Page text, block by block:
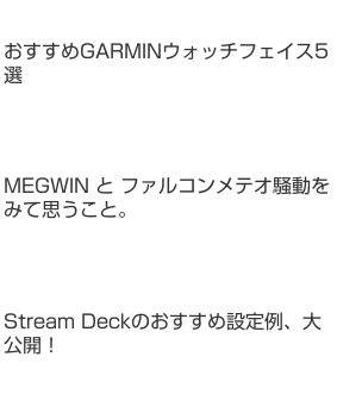
おすすめGARMINウォッチフェイス5
選
MEGWIN と ファルコンメテオ騒動を
みて思うこと。
Stream Deckのおすすめ設定例、大
公開！